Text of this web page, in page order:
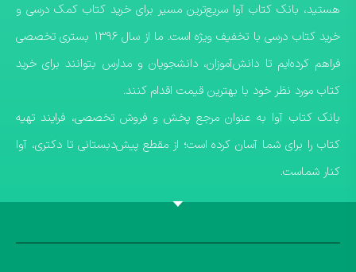
هستید، بانک کتاب آوا سریع‌ترین مسیر برای خرید کتاب کمک درسی و
خرید کتاب درسی با تخفیف ویژه است. ما از سال ۱۳۹۶ بستری تخصصی
فراهم کرده‌ایم تا دانش‌آموزان، دانشجویان و مدارس بتوانند برای خرید
کتاب مورد نظر خود با بهترین قیمت اقدام کنند.
​بانک کتاب آوا به عنوان مرجع پخش و فروش تخصصی، فرایند تهیه
کتاب را برای شما آسان کرده است؛ از مقطع پیش‌دبستانی تا دکتری، آوا
کنار شماست.